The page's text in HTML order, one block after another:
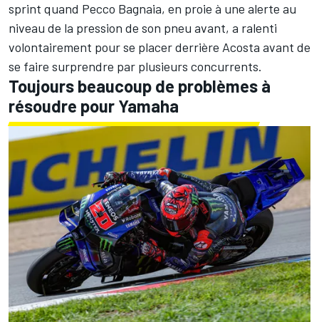
sprint quand Pecco Bagnaia, en proie à une alerte au
niveau de la pression de son pneu avant, a ralenti
volontairement pour se placer derrière Acosta avant de
se faire surprendre par plusieurs concurrents.
Toujours beaucoup de problèmes à
résoudre pour Yamaha